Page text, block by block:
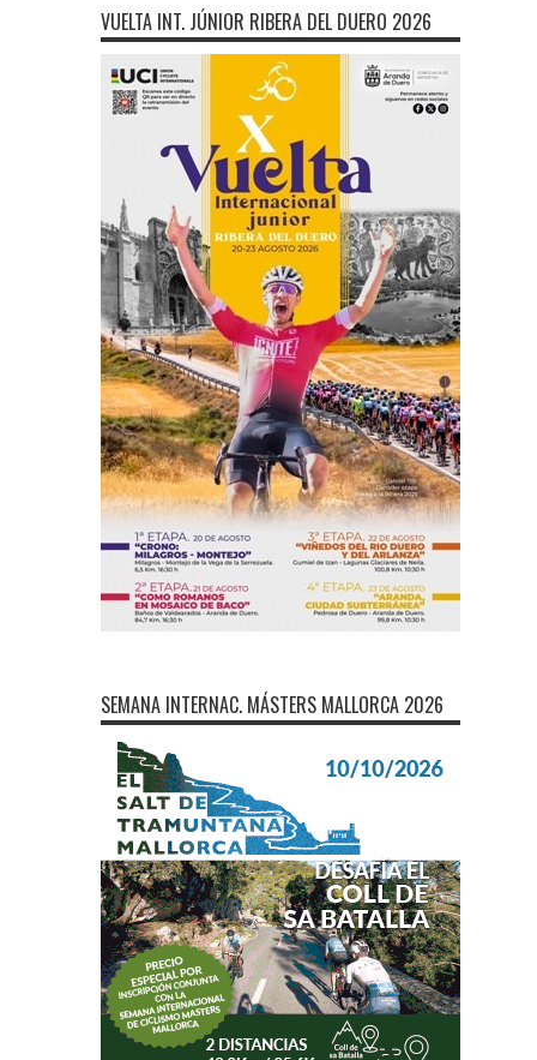
VUELTA INT. JÚNIOR RIBERA DEL DUERO 2026
SEMANA INTERNAC. MÁSTERS MALLORCA 2026